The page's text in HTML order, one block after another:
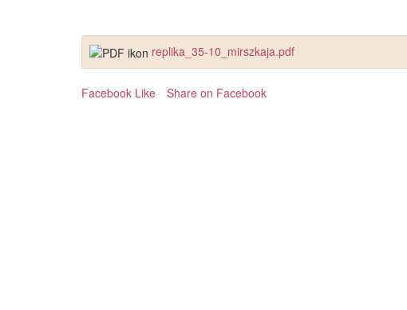
replika_35-10_mirszkaja.pdf
Facebook Like Share on Facebook